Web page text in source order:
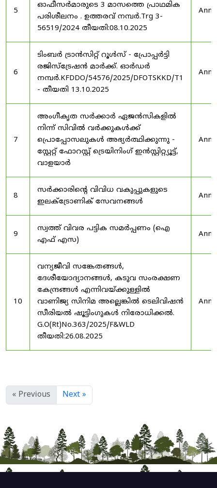
5
ഓഫീസർമാരുടെ 3 മാസത്തെ പ്രാഥമിക
പരിശീലനം . ഉത്തരവ് നമ്പർ.Trg 3-
56519/2024 തീയതി:08.10.2025
6
ടിംബർ ട്രാൻസിറ്റ് റൂൾസ് - പ്രോപ്പർട്ടി
രജിസ്ട്രേഷൻ മാർക്ക്. ഓർഡർ
നമ്പർ.KFDDO/54576/2025/DFOTSKKD/T1
- തീയതി 13.10.2025
7
അംഗീകൃത സർക്കാർ ഏജൻസികളിൽ
നിന്ന് സിവിൽ വർക്കുകൾക്ക്
പ്രൊപ്പോസലുകൾ അഭ്യർത്ഥിക്കുന്നു -
സ്റ്റേറ്റ് ഫോറസ്റ്റ് ട്രെയിനിംഗ് ഇൻസ്റ്റിറ്റ്യൂട്ട്,
വാളയാർ
8
സർക്കാരിന്റെ വിവിധ വകുപ്പുകളുടെ
ഇലക്ട്രോണിക് സേവനങ്ങൾ
9
സ്വത്ത് വിവര പട്ടിക സമർപ്പണം (ഐ
എഫ് എസ)
10
വന്യജീവി സങ്കേതങ്ങൾ,
ദേശീയോദ്യാനങ്ങൾ, കടുവ സംരക്ഷണ
കേന്ദ്രങ്ങൾ എന്നിവയ്ക്കുള്ളിൽ
വാണിജ്യ സിനിമ അല്ലെങ്കിൽ ടെലിവിഷൻ
സീരിയൽ ഷൂട്ടിംഗുകൾ നിരോധിക്കൽ.
G.O(Rt)No.363/2025/F&WLD
തീയതി:26.08.2025
« Previous Next »